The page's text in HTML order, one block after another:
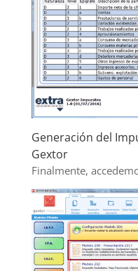
Generación del
Gextor
Finalmente,